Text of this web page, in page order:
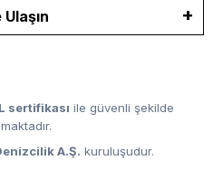
Ulaşın
sertifikası ile güvenli şekilde
A.Ş. kuruluşudur.